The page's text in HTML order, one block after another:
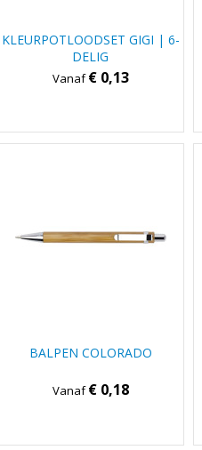
KLEURPOTLOODSET GIGI | 6-
DELIG
Vanaf€ 0,13
BALPEN COLORADO
Vanaf€ 0,18